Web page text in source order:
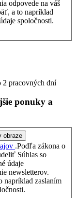
odpovede na váš
a to napríklad
spoločnosti.
2 pracovných dní
ponuky a
obraze
.Podľa zákona o
Súhlas so
údaje
newsletterov.
napríklad zaslaním